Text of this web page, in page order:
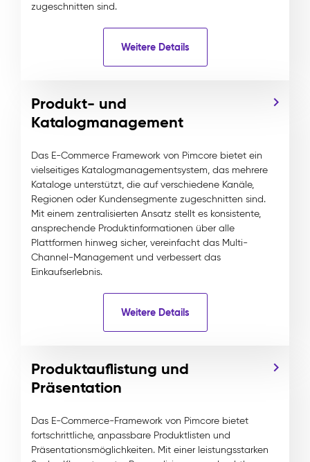
zugeschnitten sind.
Weitere Details
Produkt- und
Katalogmanagement
Das E-Commerce Framework von Pimcore bietet ein
vielseitiges Katalogmanagementsystem, das mehrere
Kataloge unterstützt, die auf verschiedene Kanäle,
Regionen oder Kundensegmente zugeschnitten sind.
Mit einem zentralisierten Ansatz stellt es konsistente,
ansprechende Produktinformationen über alle
Plattformen hinweg sicher, vereinfacht das Multi-
Channel-Management und verbessert das
Einkaufserlebnis.
Weitere Details
Produktauflistung und
Präsentation
Das E-Commerce-Framework von Pimcore bietet
fortschrittliche, anpassbare Produktlisten und
Präsentationsmöglichkeiten. Mit einer leistungsstarken